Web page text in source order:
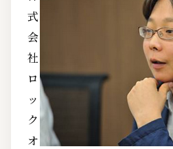
式
会
社
ロ
ッ
ク
オ